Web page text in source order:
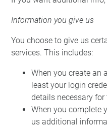
Information you give us
You choose to give us
services. This includes:
When you create an
least your login
details necessary for
When you complete
us additional